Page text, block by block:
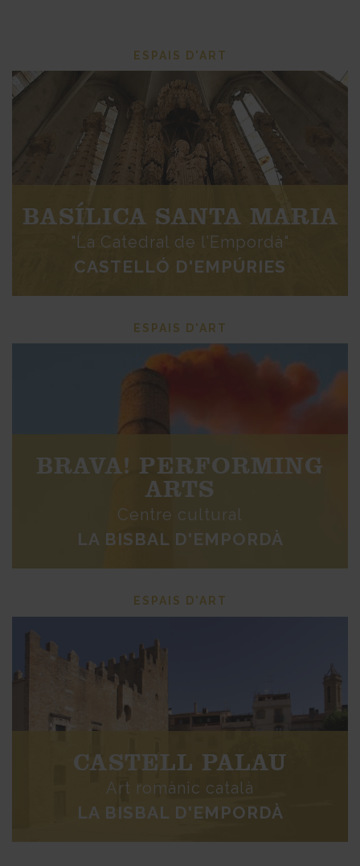
ESPAIS D'ART
BASÍLICA SANTA MARIA
"La Catedral de l’Empordà"
CASTELLÓ D'EMPÚRIES
ESPAIS D'ART
BRAVA! PERFORMING
ARTS
Centre cultural
LA BISBAL D'EMPORDÀ
ESPAIS D'ART
CASTELL PALAU
Art romànic català
LA BISBAL D'EMPORDÀ